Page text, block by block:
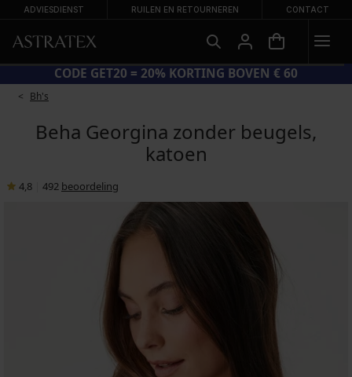
ADVIESDIENST RUILEN EN RETOURNEREN CONTACT
GROTE ZOMERSALE TOT -70%
Bh's
Beha Georgina zonder beugels,
katoen
4,8 492 beoordeling